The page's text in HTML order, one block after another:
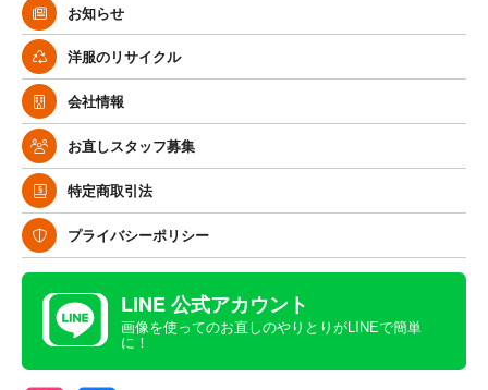
お知らせ
洋服のリサイクル
会社情報
お直しスタッフ募集
特定商取引法
プライバシーポリシー
LINE 公式アカウント
画像を使ってのお直しのやりとりがLINEで簡単
に！